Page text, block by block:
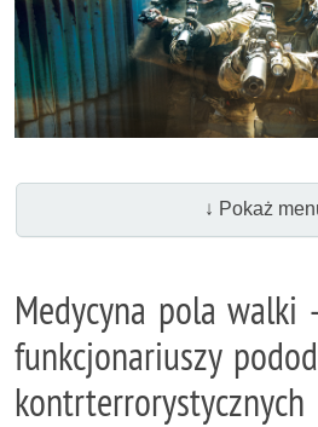
↓ Pokaż
Medycyna pola walki
funkcjonariuszy
kontrterrorystycznych